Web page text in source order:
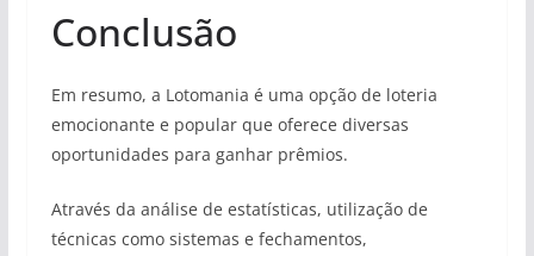
Conclusão
Em resumo, a Lotomania é uma opção de loteria
emocionante e popular que oferece diversas
oportunidades para ganhar prêmios.
Através da análise de estatísticas, utilização de
técnicas como sistemas e fechamentos,